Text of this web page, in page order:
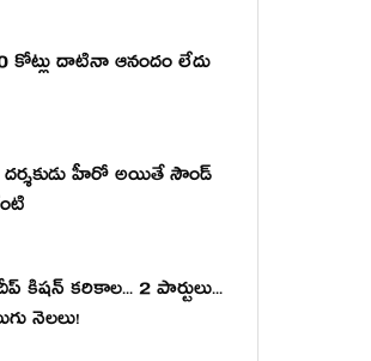
కోట్లు దాటినా ఆనందం లేదు
దర్శకుడు హీరో అయితే సౌండ్
కిషన్ కరికాల... 2 పార్టులు...
నెలలు!